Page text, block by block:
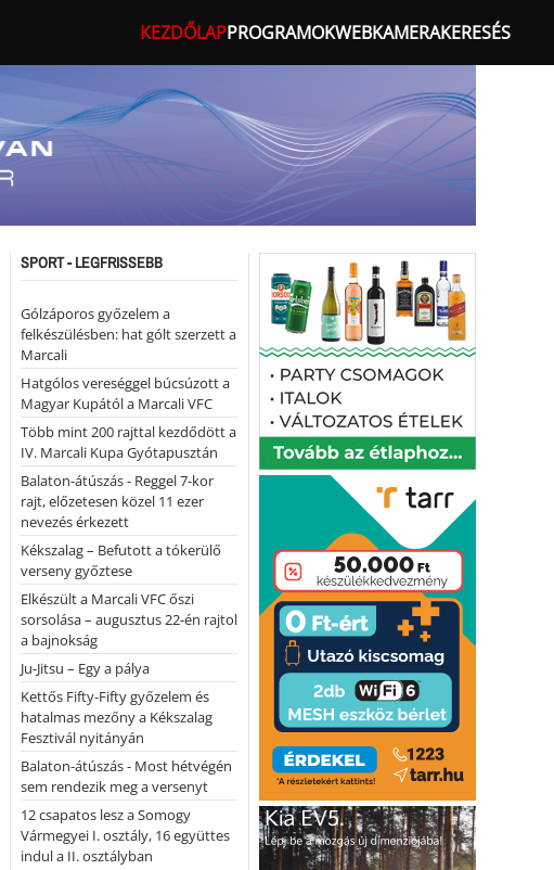
KEZDŐLAPPROGRAMOKWEBKAMERAKERESÉS
SPORT - LEGFRISSEBB
Gólzáporos győzelem a
felkészülésben: hat gólt szerzett a
Marcali
Hatgólos vereséggel búcsúzott a
Magyar Kupától a Marcali VFC
Több mint 200 rajttal kezdődött a
IV. Marcali Kupa Gyótapusztán
Balaton-átúszás - Reggel 7-kor
rajt, előzetesen közel 11 ezer
nevezés érkezett
Kékszalag – Befutott a tókerülő
verseny győztese
Elkészült a Marcali VFC őszi
sorsolása – augusztus 22-én rajtol
a bajnokság
Ju-Jitsu – Egy a pálya
Kettős Fifty-Fifty győzelem és
hatalmas mezőny a Kékszalag
Fesztivál nyitányán
Balaton-átúszás - Most hétvégén
sem rendezik meg a versenyt
12 csapatos lesz a Somogy
Vármegyei I. osztály, 16 együttes
indul a II. osztályban